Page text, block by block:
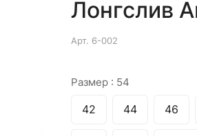
Лонгслив
Арт. 6-002
Размер : 54
42 44 46